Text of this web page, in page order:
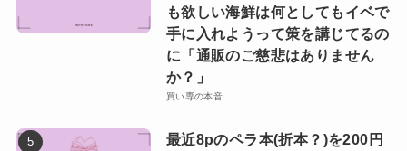
も欲しい海鮮は何としてもイベで
手に入れようって策を講じてるの
に「通販のご慈悲はありません
か？」
買い専の本音
最近8pのペラ本(折本？)を200円